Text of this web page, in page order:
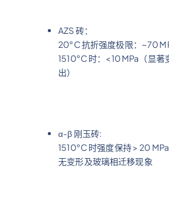
AZS 砖：
20°C 抗折强度极限：~70
1510°C 时：<10 MPa（显著
出）
α-β 刚玉砖:
1510°C 时强度保持 > 20 MPa
无变形及玻璃相迁移现象